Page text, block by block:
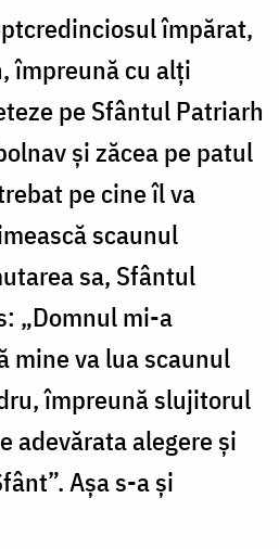
împărat,
împreună cu alți
pe Sfântul Patriarh
și zăcea pe patul
pe cine îl va
scaunul
sa, Sfântul
„Domnul mi-a
mine va lua scaunul
împreună slujitorul
adevărata alegere și
Așa s-a și